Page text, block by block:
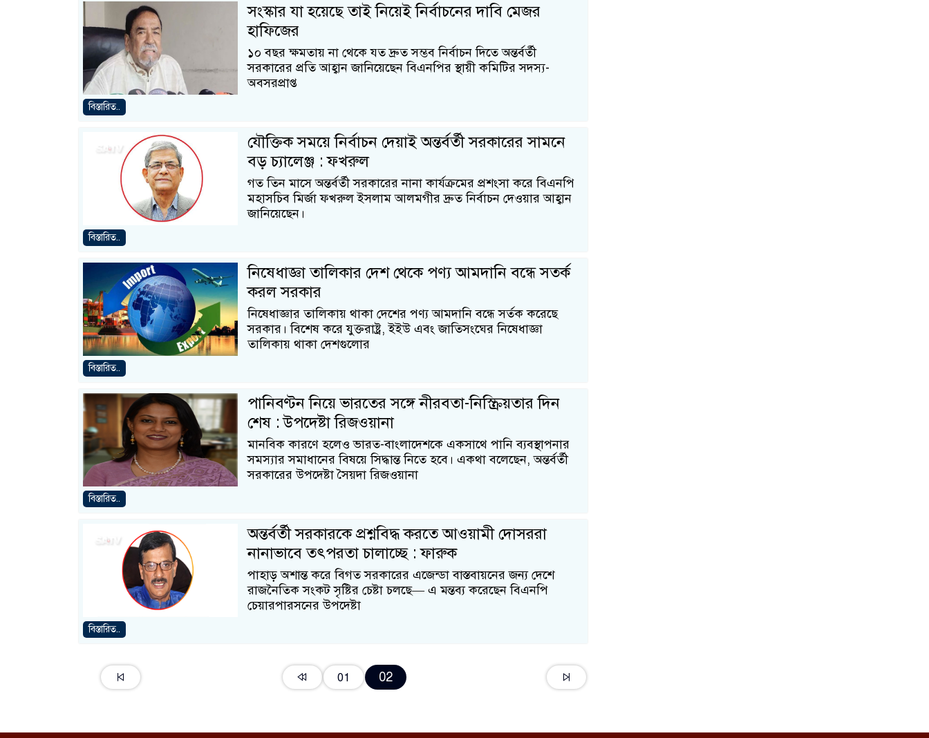
সংস্কার যা হয়েছে তাই নিয়েই নির্বাচনের দাবি মেজর
হাফিজের
১০ বছর ক্ষমতায় না থেকে যত দ্রুত সম্ভব নির্বাচন দিতে অন্তর্বর্তী
সরকারের প্রতি আহ্বান জানিয়েছেন বিএনপির স্থায়ী কমিটির সদস্য-
অবসরপ্রাপ্ত
বিস্তারিত..
যৌক্তিক সময়ে নির্বাচন দেয়াই অন্তর্বর্তী সরকারের সামনে
বড় চ্যালেঞ্জ : ফখরুল
গত তিন মাসে অন্তর্বর্তী সরকারের নানা কার্যক্রমের প্রশংসা করে বিএনপি
মহাসচিব মির্জা ফখরুল ইসলাম আলমগীর দ্রুত নির্বাচন দেওয়ার আহ্বান
জানিয়েছেন।
বিস্তারিত..
নিষেধাজ্ঞা তালিকার দেশ থেকে পণ্য আমদানি বন্ধে সতর্ক
করল সরকার
নিষেধাজ্ঞার তালিকায় থাকা দেশের পণ্য আমদানি বন্ধে সর্তক করেছে
সরকার। বিশেষ করে যুক্তরাষ্ট্র, ইইউ এবং জাতিসংঘের নিষেধাজ্ঞা
তালিকায় থাকা দেশগুলোর
বিস্তারিত..
পানিবণ্টন নিয়ে ভারতের সঙ্গে নীরবতা-নিস্ক্রিয়তার দিন
শেষ : উপদেষ্টা রিজওয়ানা
মানবিক কারণে হলেও ভারত-বাংলাদেশকে একসাথে পানি ব্যবস্থাপনার
সমস্যার সমাধানের বিষয়ে সিদ্ধান্ত নিতে হবে। একথা বলেছেন, অন্তর্বর্তী
সরকারের উপদেষ্টা সৈয়দা রিজওয়ানা
বিস্তারিত..
অন্তর্বর্তী সরকারকে প্রশ্নবিদ্ধ করতে আওয়ামী দোসররা
নানাভাবে তৎপরতা চালাচ্ছে : ফারুক
পাহাড় অশান্ত করে বিগত সরকারের এজেন্ডা বাস্তবায়নের জন্য দেশে
রাজনৈতিক সংকট সৃষ্টির চেষ্টা চলছে— এ মন্তব্য করেছেন বিএনপি
চেয়ারপারসনের উপদেষ্টা
বিস্তারিত..
01 02